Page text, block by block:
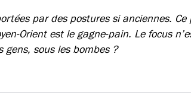
par des postures si anciennes.
Orient est le gagne-pain. Le focus
gens, sous les bombes ?